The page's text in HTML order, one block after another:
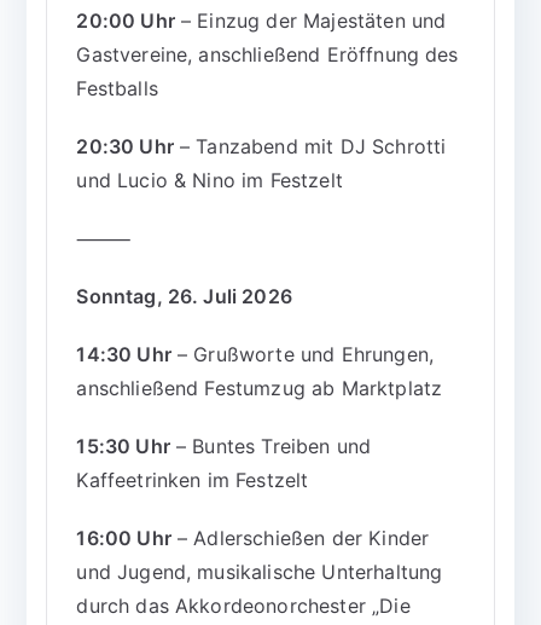
20:00 Uhr– Einzug der Majestäten und
Gastvereine, anschließend Eröffnung des
Festballs
20:30 Uhr– Tanzabend mit DJ Schrotti
und Lucio & Nino im Festzelt
⸻
Sonntag, 26. Juli 2026
14:30 Uhr– Grußworte und Ehrungen,
anschließend Festumzug ab Marktplatz
15:30 Uhr– Buntes Treiben und
Kaffeetrinken im Festzelt
16:00 Uhr– Adlerschießen der Kinder
und Jugend, musikalische Unterhaltung
durch das Akkordeonorchester „Die